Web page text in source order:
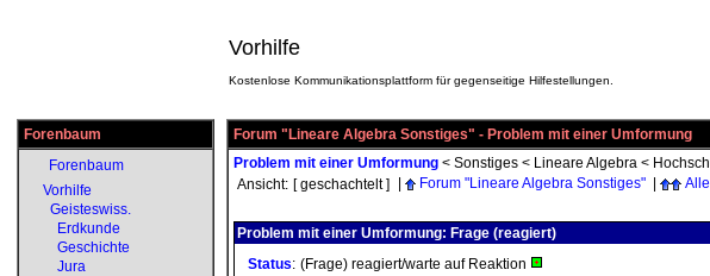
Vorhilfe
Kostenlose Kommunikationsplattform für gegenseitige Hilfestellungen.
Forenbaum
Forenbaum
Vorhilfe
Geisteswiss.
Erdkunde
Geschichte
Jura
Forum "Lineare Algebra Sonstiges" - Problem mit einer Umformung
Problem mit einer Umformung < Sonstiges < Lineare Algebra <
Ansicht: [ geschachtelt ] Forum "Lineare Algebra Sonstiges"
Problem mit einer Umformung: Frage (reagiert)
Status: (Frage) reagiert/warte auf Reaktion